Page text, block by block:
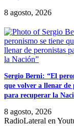
8 agosto, 2026
Sergio Berni: “El
que volver a llenar de
para recuperar la
8 agosto, 2026
RadioLateral en